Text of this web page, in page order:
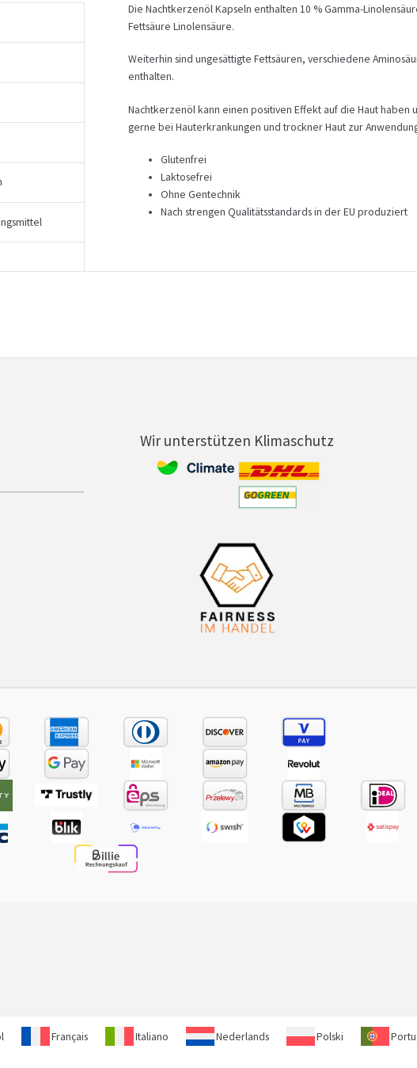
Die Nachtkerzenöl Kapseln enthalten 10 % Gamma-
Fettsäure Linolensäure.
Weiterhin sind ungesättigte Fettsäuren, verschiedene
enthalten.
Nachtkerzenöl kann einen positiven Effekt auf die Haut haben
gerne bei Hauterkrankungen und trockner Haut zur
Glutenfrei
Laktosefrei
Ohne Gentechnik
Nach strengen Qualitätsstandards in der EU produziert
Wir unterstützen Klimaschutz
Français Italiano Nederlands Polski